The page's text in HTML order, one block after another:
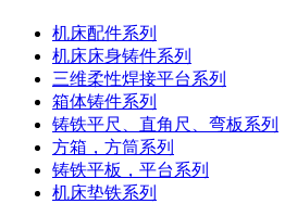
机床配件系列
机床床身铸件系列
三维柔性焊接平台系列
箱体铸件系列
铸铁平尺、直角尺、弯板系列
方箱，方筒系列
铸铁平板，平台系列
机床垫铁系列